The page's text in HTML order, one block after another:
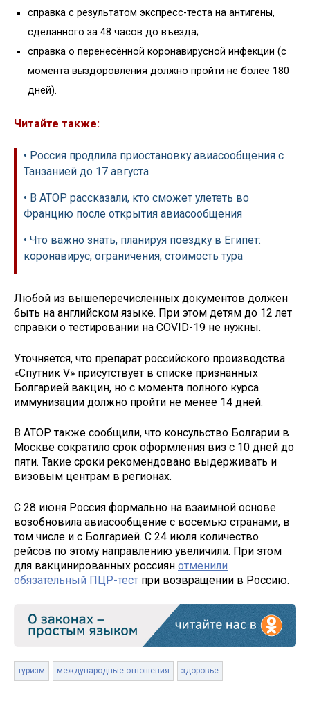
справка с результатом экспресс-теста на антигены,
сделанного за 48 часов до въезда;
справка о перенесённой коронавирусной инфекции (с
момента выздоровления должно пройти не более 180
дней).
Читайте также:
• Россия продлила приостановку авиасообщения с
Танзанией до 17 августа
• В АТОР рассказали, кто сможет улететь во
Францию после открытия авиасообщения
• Что важно знать, планируя поездку в Египет:
коронавирус, ограничения, стоимость тура
Любой из вышеперечисленных документов должен
быть на английском языке. При этом детям до 12 лет
справки о тестировании на COVID-19 не нужны.
Уточняется, что препарат российского производства
«Спутник V» присутствует в списке признанных
Болгарией вакцин, но с момента полного курса
иммунизации должно пройти не менее 14 дней.
В АТОР также сообщили, что консульство Болгарии в
Москве сократило срок оформления виз с 10 дней до
пяти. Такие сроки рекомендовано выдерживать и
визовым центрам в регионах.
С 28 июня Россия формально на взаимной основе
возобновила авиасообщение с восемью странами, в
том числе и с Болгарией. С 24 июля количество
рейсов по этому направлению увеличили. При этом
для вакцинированных россиян отменили
обязательный ПЦР-тест при возвращении в Россию.
туризм международные отношения здоровье